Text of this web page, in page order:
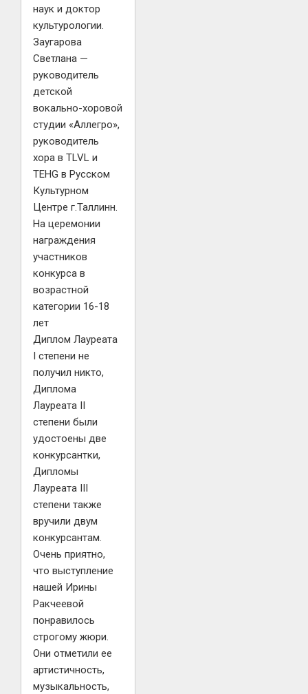
наук и доктор
культурологии.
Заугарова
Светлана —
руководитель
детской
вокально-хоровой
студии «Аллегро»,
руководитель
хора в ТLVL и
TEHG в Русском
Культурном
Центре г.Таллинн.
На церемонии
награждения
участников
конкурса в
возрастной
категории 16-18
лет
Диплом Лауреата
I степени не
получил никто,
Диплома
Лауреата II
степени были
удостоены две
конкурсантки,
Дипломы
Лауреата III
степени также
вручили двум
конкурсантам.
Очень приятно,
что выступление
нашей Ирины
Ракчеевой
понравилось
строгому жюри.
Они отметили ее
артистичность,
музыкальность,